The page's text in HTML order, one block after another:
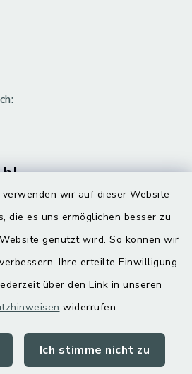
wir auf dieser Website
die es uns ermöglichen besser zu
genutzt wird. So können wir
Ihre erteilte Einwilligung
über den Link in unseren
widerrufen.
Ich stimme nicht zu
Kontakt